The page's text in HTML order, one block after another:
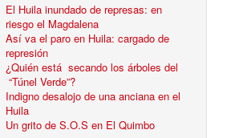
El Huila inundado de represas: en
riesgo el Magdalena
Así va el paro en Huila: cargado de
represión
¿Quién está secando los árboles del
“Túnel Verde”?
Indigno desalojo de una anciana en el
Huila
Un grito de S.O.S en El Quimbo